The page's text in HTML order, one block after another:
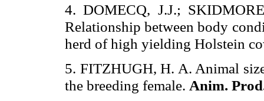
4. DOMECQ, J.J.;
Relationship between body
herd of high yielding Holstein
5. FITZHUGH, H. A. Animal
the breeding female. Anim.